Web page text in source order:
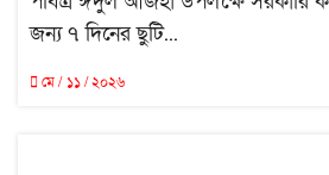
জন্য ৭ দিনের ছুটি...
মে / ১১ / ২০২৬